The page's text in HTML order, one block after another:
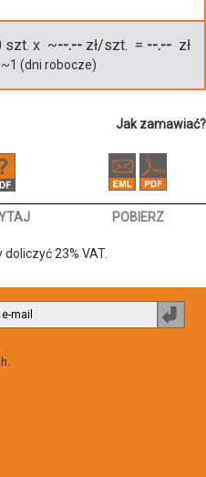
szt. x ~--.-- zł/szt. = --.-- zł
1 (dni robocze)
Jak zamawiać?
POBIERZ
23% VAT.